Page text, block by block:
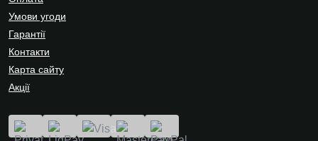
Умови угоди
Гарантії
Контакти
Карта сайту
Акції